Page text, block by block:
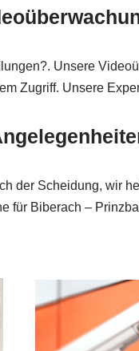
Unsere
Zugriff. Unsere
der Scheidung, wir
für Biberach –